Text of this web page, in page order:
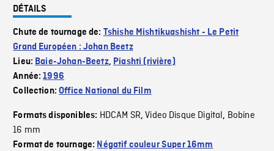
DÉTAILS
Chute de tournage de: Tshishe Mishtikuashisht - Le Petit
Grand Européen : Johan Beetz
Lieu: Baie-Johan-Beetz, Piashti (rivière)
Année:1996
Collection:Office National du Film
Formats disponibles: HDCAM SR,Video Disque Digital, Bobine
16 mm
Format de tournage: Négatif couleur Super 16mm